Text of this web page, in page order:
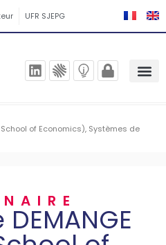
UFR SJEPG
School of Economics), Systèmes de